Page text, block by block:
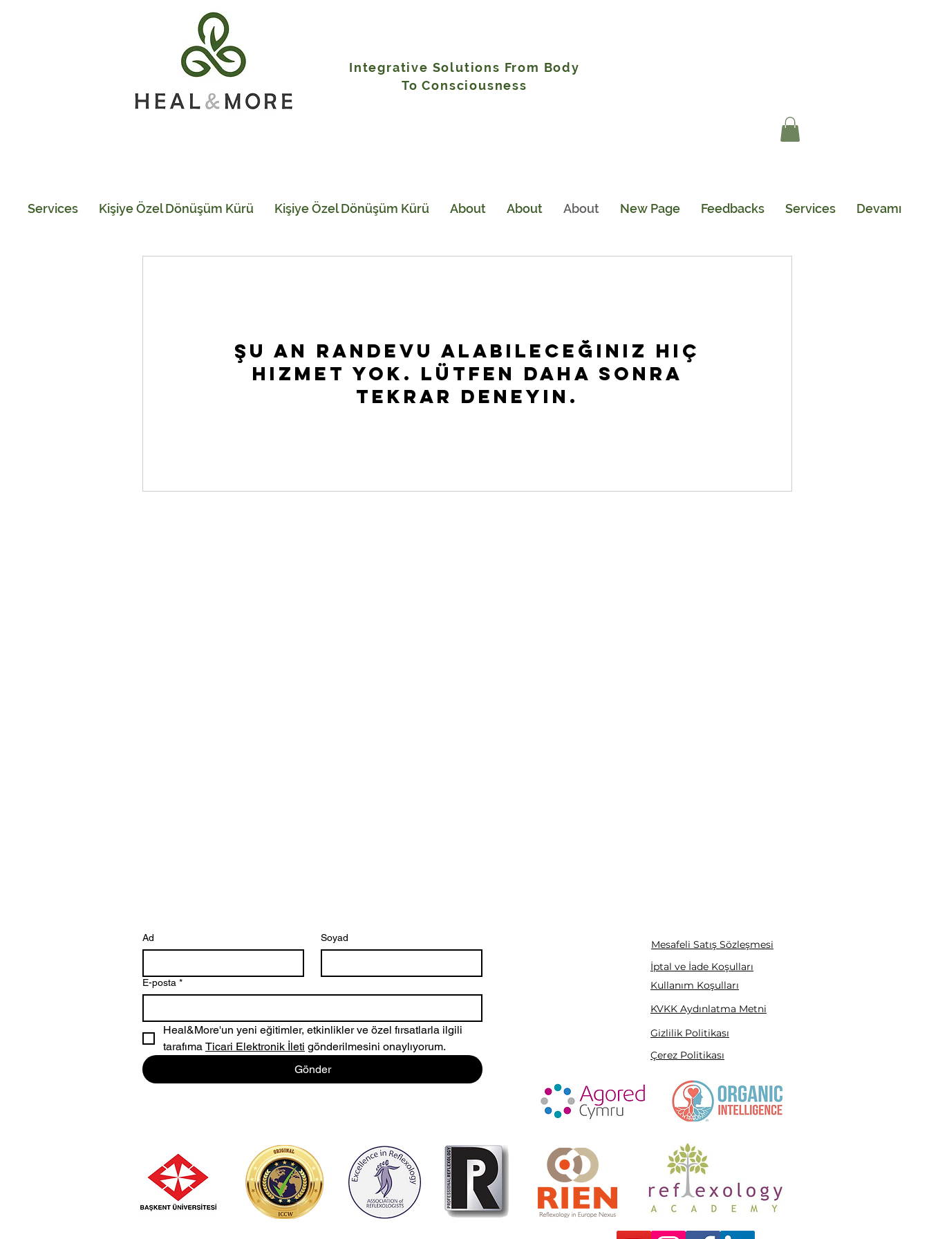
Integrative Solutions From Body
To Consciousness
Services Kişiye Özel Dönüşüm Kürü Kişiye Özel Dönüşüm Kürü About About About New Page Feedbacks Services Devamı
Şu an randevu alabileceğiniz hiç
hizmet yok. Lütfen daha sonra
tekrar deneyin.
Ad Soyad
E-posta *
Heal&More'un yeni eğitimler, etkinlikler ve özel fırsatlarla ilgili
tarafıma Ticari Elektronik İleti gönderilmesini onaylıyorum.
Gönder
Mesafeli Satış Sözleşmesi
İptal ve İade Koşulları
Kullanım Koşulları
KVKK Aydınlatma Metni
Gizlilik Politikası
Çerez Politikası